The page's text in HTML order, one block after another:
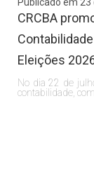
CRCBA
Eleições
No dia 22 de
contabilidade, com